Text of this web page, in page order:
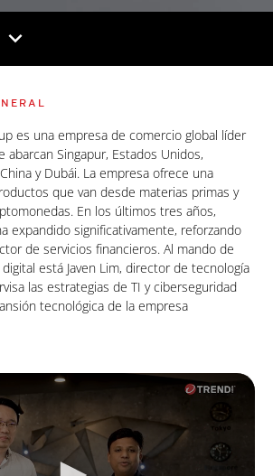
chevron_right
es una empresa de comercio global líder
abarcan Singapur, Estados Unidos,
y Dubái. La empresa ofrece una
que van desde materias primas y
En los últimos tres años,
expandido significativamente, reforzando
de servicios financieros. Al mando de
está Javen Lim, director de tecnología
las estrategias de TI y ciberseguridad
tecnológica de la empresa